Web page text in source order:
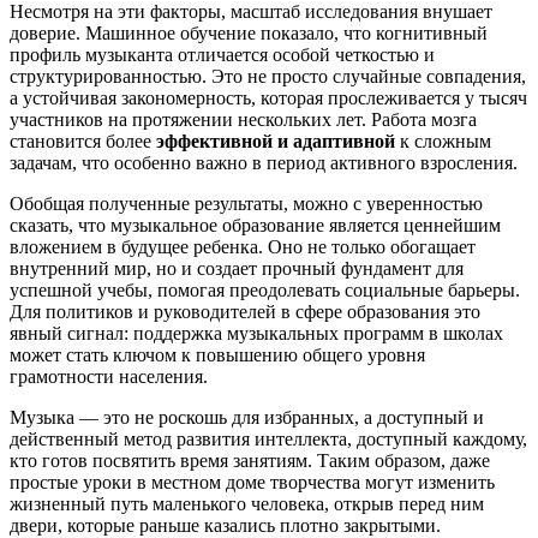
Несмотря на эти факторы, масштаб исследования внушает
доверие. Машинное обучение показало, что когнитивный
профиль музыканта отличается особой четкостью и
структурированностью. Это не просто случайные совпадения,
а устойчивая закономерность, которая прослеживается у тысяч
участников на протяжении нескольких лет. Работа мозга
становится более эффективной и адаптивной к сложным
задачам, что особенно важно в период активного взросления.
Обобщая полученные результаты, можно с уверенностью
сказать, что музыкальное образование является ценнейшим
вложением в будущее ребенка. Оно не только обогащает
внутренний мир, но и создает прочный фундамент для
успешной учебы, помогая преодолевать социальные барьеры.
Для политиков и руководителей в сфере образования это
явный сигнал: поддержка музыкальных программ в школах
может стать ключом к повышению общего уровня
грамотности населения.
Музыка — это не роскошь для избранных, а доступный и
действенный метод развития интеллекта, доступный каждому,
кто готов посвятить время занятиям. Таким образом, даже
простые уроки в местном доме творчества могут изменить
жизненный путь маленького человека, открыв перед ним
двери, которые раньше казались плотно закрытыми.